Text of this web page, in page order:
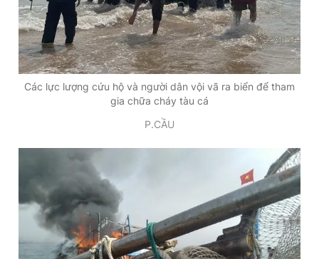
Các lực lượng cứu hộ và người dân vội vã ra biển để tham
gia chữa cháy tàu cá
P.CẦU